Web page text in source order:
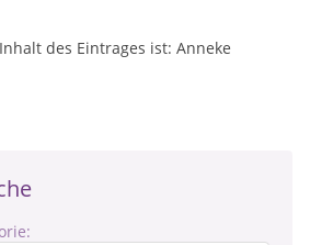
des Eintrages ist: Anneke